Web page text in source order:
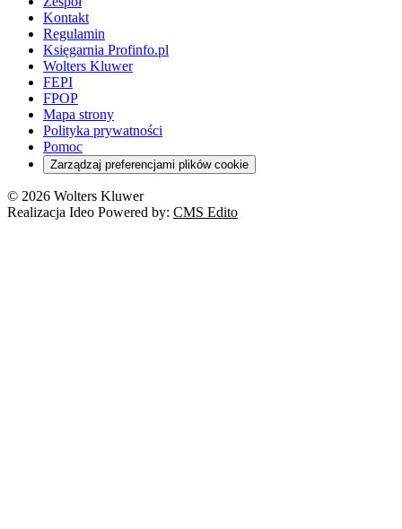
Kontakt
Regulamin
Księgarnia Profinfo.pl
Wolters Kluwer
FEPI
FPOP
Mapa strony
Polityka prywatności
Pomoc
Zarządzaj preferencjami plików cookie
© 2026 Wolters Kluwer
Realizacja Ideo Powered by: CMS Edito